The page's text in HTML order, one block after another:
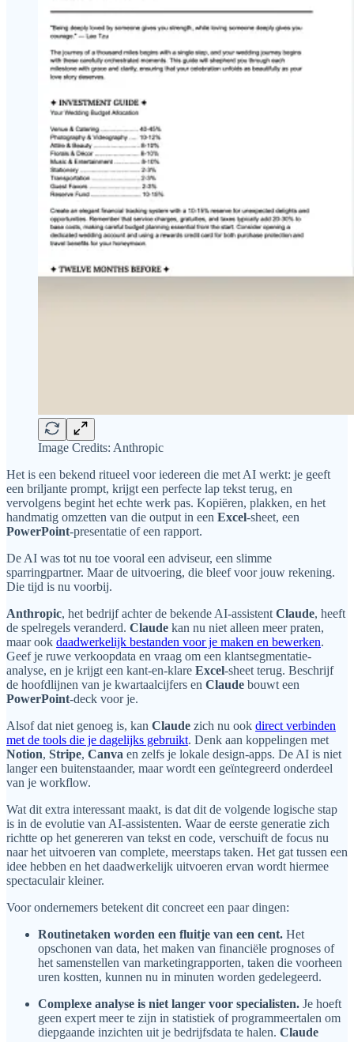
Image Credits: Anthropic
Het is een bekend ritueel voor iedereen die met AI werkt: je geeft
een briljante prompt, krijgt een perfecte lap tekst terug, en
vervolgens begint het echte werk pas. Kopiëren, plakken, en het
handmatig omzetten van die output in een Excel-sheet, een
PowerPoint-presentatie of een rapport.
De AI was tot nu toe vooral een adviseur, een slimme
sparringpartner. Maar de uitvoering, die bleef voor jouw rekening.
Die tijd is nu voorbij.
Anthropic, het bedrijf achter de bekende AI-assistent Claude, heeft
de spelregels veranderd. Claude kan nu niet alleen meer praten,
maar ook daadwerkelijk bestanden voor je maken en bewerken.
Geef je ruwe verkoopdata en vraag om een klantsegmentatie-
analyse, en je krijgt een kant-en-klare Excel-sheet terug. Beschrijf
de hoofdlijnen van je kwartaalcijfers en Claude bouwt een
PowerPoint-deck voor je.
Alsof dat niet genoeg is, kan Claude zich nu ook direct verbinden
met de tools die je dagelijks gebruikt. Denk aan koppelingen met
Notion, Stripe, Canva en zelfs je lokale design-apps. De AI is niet
langer een buitenstaander, maar wordt een geïntegreerd onderdeel
van je workflow.
Wat dit extra interessant maakt, is dat dit de volgende logische stap
is in de evolutie van AI-assistenten. Waar de eerste generatie zich
richtte op het genereren van tekst en code, verschuift de focus nu
naar het uitvoeren van complete, meerstaps taken. Het gat tussen een
idee hebben en het daadwerkelijk uitvoeren ervan wordt hiermee
spectaculair kleiner.
Voor ondernemers betekent dit concreet een paar dingen:
Routinetaken worden een fluitje van een cent. Het
opschonen van data, het maken van financiële prognoses of
het samenstellen van marketingrapporten, taken die voorheen
uren kostten, kunnen nu in minuten worden gedelegeerd.
Complexe analyse is niet langer voor specialisten. Je hoeft
geen expert meer te zijn in statistiek of programmeertalen om
diepgaande inzichten uit je bedrijfsdata te halen. Claude